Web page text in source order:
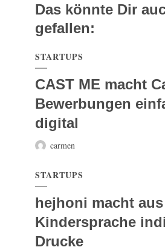
Das könnte Dir
gefallen:
STARTUPS
CAST ME macht
Bewerbungen
digital
carmen
STARTUPS
hejhoni macht aus
Kindersprache
Drucke